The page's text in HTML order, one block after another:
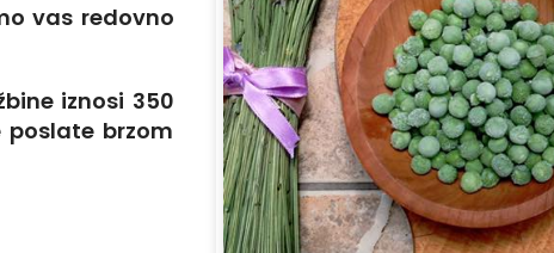
vas redovno
iznosi 350
poslate brzom